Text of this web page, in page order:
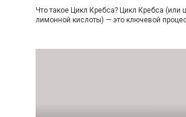
Что такое Цикл Кребса? Цикл Кребса (или
лимонной кислоты) — это ключевой